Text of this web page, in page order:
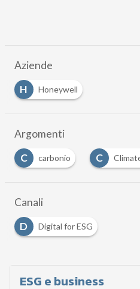
Aziende
H
Honeywell
Argomenti
C
Climate Change G
Canali
D
Digital for ESG
ESG e business